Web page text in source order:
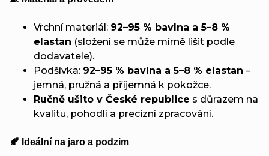
Vrchní materiál: 92–95 % bavlna a 5–8 %
elastan (složení se může mírně lišit podle
dodavatele).
Podšívka: 92–95 % bavlna a 5–8 % elastan –
jemná, pružná a příjemná k pokožce.
Ručně ušito v České republice s důrazem na
kvalitu, pohodlí a precizní zpracování.
🍂 Ideální na jaro a podzim